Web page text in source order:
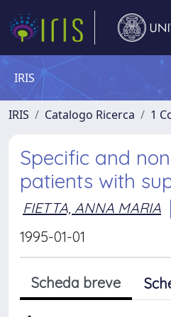
IRIS
IRIS Catalogo Ricerca 1
Specific and
patients with
FIETTA, ANNA MARIA
1995-01-01
Scheda breve